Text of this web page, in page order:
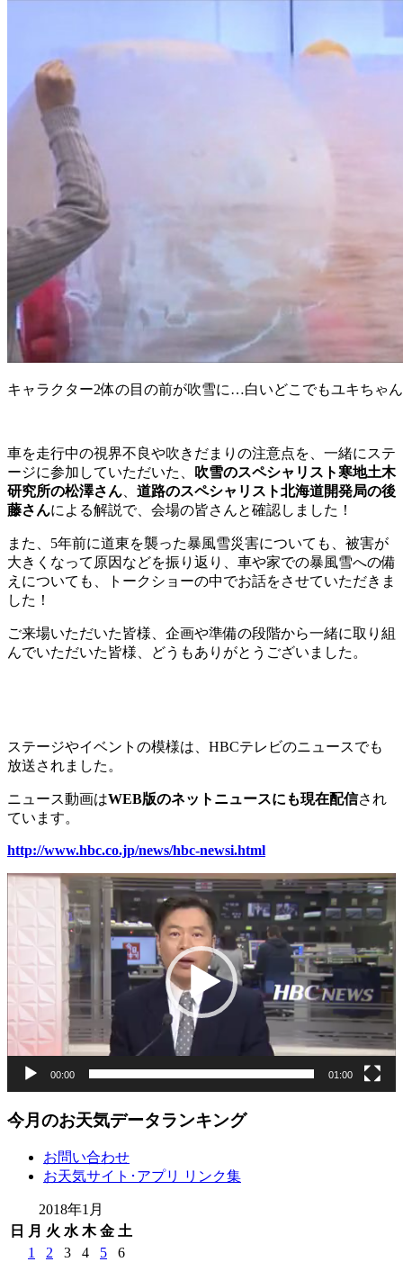
キャラクター2体の目の前が吹雪に…白いどこでもユキちゃ
車を走行中の視界不良や吹きだまりの注意点を、一緒にステ
ージに参加していただいた、
吹雪のスペシャリスト寒地土木
研究所の松澤さん
道路のスペシャリスト北海道開発局の後
藤さんによる解説で、会場の皆さんと確認しました！
また、5年前に道東を襲った暴風雪災害についても、被害が
大きくなって原因などを振り返り、車や家での暴風雪への備
えについても、トークショーの中でお話をさせていただきま
した！
ご来場いただいた皆様、企画や準備の段階から一緒に取り組
んでいただいた皆様、どうもありがとうございました。
ステージやイベントの模様は、HBCテレビのニュースでも
放送されました。
ニュース動画はWEB版のネットニュースにも現在配信され
ています。
http://www.hbc.co.jp/news/hbc-newsi.html
動
00:00 01:00
今月のお天気データランキング
お問い合わせ
お天気サイト･アプリ リンク集
2018年1月
日
月 火 水 木 金 土
1 2 3 4 5
6